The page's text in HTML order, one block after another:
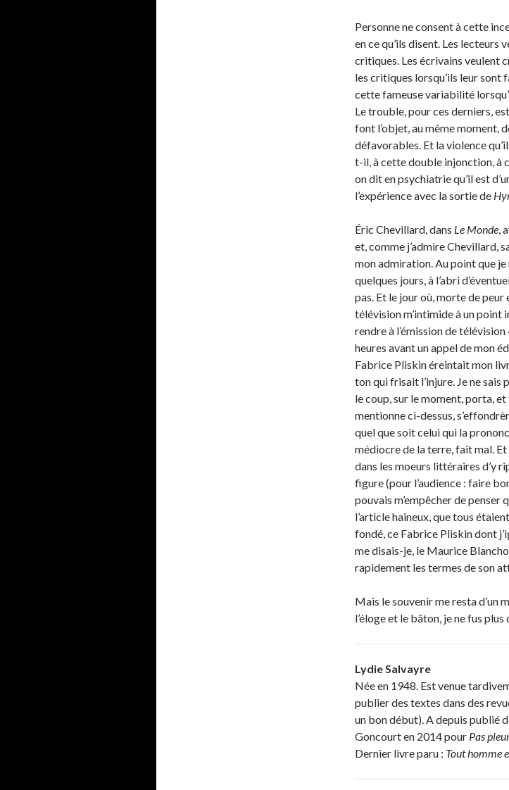
Personne ne consent à cette
en ce qu’ils disent. Les lecteurs
critiques. Les écrivains veulent
les critiques lorsqu’ils leur sont
cette fameuse variabilité
Le trouble, pour ces derniers,
font l’objet, au même moment,
défavorables. Et la violence
t-il, à cette double injonction, à
on dit en psychiatrie qu’il est
l’expérience avec la sortie de
Éric Chevillard, dans Le Monde,
et, comme j’admire Chevillard,
mon admiration. Au point que
quelques jours, à l’abri
pas. Et le jour où, morte de
télévision m’intimide à un point
rendre à l’émission de
heures avant un appel de mon
Fabrice Pliskin éreintait mon
ton qui frisait l’injure. Je ne sais
le coup, sur le moment, porta,
mentionne ci-dessus,
quel que soit celui qui la
médiocre de la terre, fait mal. Et
dans les moeurs littéraires d’y
figure (pour l’audience : faire
pouvais m’empêcher de penser
l’article haineux, que tous
fondé, ce Fabrice Pliskin dont
me disais-je, le Maurice
rapidement les termes de son
Mais le souvenir me resta d’un
l’éloge et le bâton, je ne fus
Lydie Salvayre
Née en 1948. Est venue
publier des textes dans des
un bon début). A depuis publié
Goncourt en 2014 pour Pas
Dernier livre paru : Tout homme